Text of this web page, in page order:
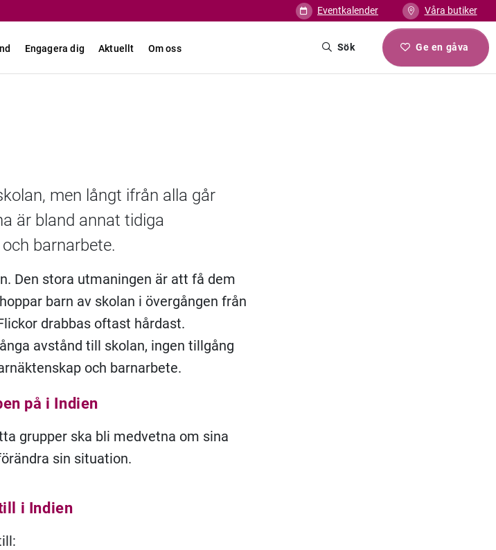
Eventkalender Våra butiker
Engagera dig Aktuellt Om oss Sök Ge en gåva
men långt ifrån alla går
är bland annat tidiga
barnarbete.
Den stora utmaningen är att få dem
barn av skolan i övergången från
drabbas oftast hårdast.
avstånd till skolan, ingen tillgång
och barnarbete.
på i Indien
grupper ska bli medvetna om sina
sin situation.
i Indien